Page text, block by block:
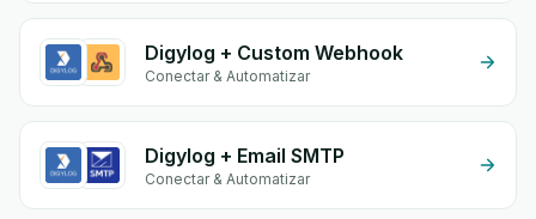
Digylog + Custom Webhook
Conectar & Automatizar
Digylog + Email SMTP
Conectar & Automatizar